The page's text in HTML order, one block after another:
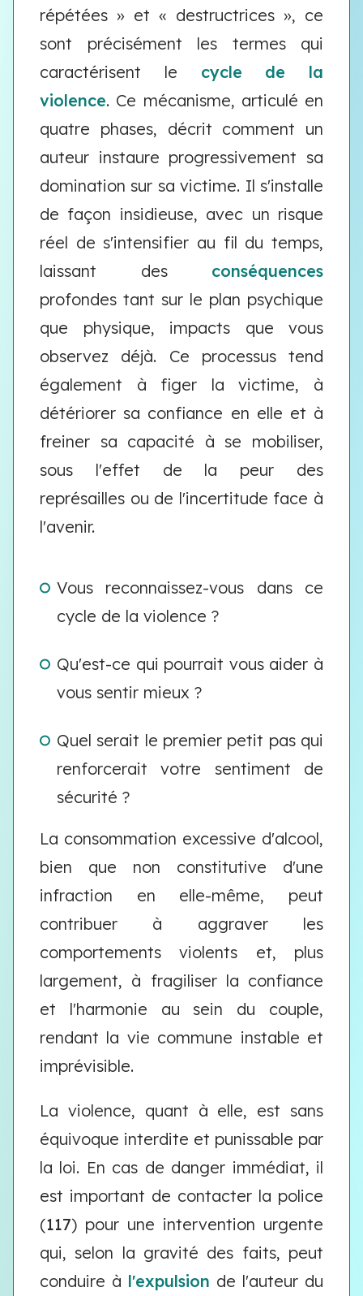
répétées » et « destructrices », ce
sont précisément les termes qui
caractérisent le cycle de la
violence. Ce mécanisme, articulé en
quatre phases, décrit comment un
auteur instaure progressivement sa
domination sur sa victime. Il s'installe
de façon insidieuse, avec un risque
réel de s'intensifier au fil du temps,
laissant des conséquences
profondes tant sur le plan psychique
que physique, impacts que vous
observez déjà. Ce processus tend
également à figer la victime, à
détériorer sa confiance en elle et à
freiner sa capacité à se mobiliser,
sous l'effet de la peur des
représailles ou de l'incertitude face à
l'avenir.
Vous reconnaissez-vous dans ce
cycle de la violence ?
Qu'est-ce qui pourrait vous aider à
vous sentir mieux ?
Quel serait le premier petit pas qui
renforcerait votre sentiment de
sécurité ?
La consommation excessive d'alcool,
bien que non constitutive d'une
infraction en elle-même, peut
contribuer à aggraver les
comportements violents et, plus
largement, à fragiliser la confiance
et l'harmonie au sein du couple,
rendant la vie commune instable et
imprévisible.
La violence, quant à elle, est sans
équivoque interdite et punissable par
la loi. En cas de danger immédiat, il
est important de contacter la police
(117) pour une intervention urgente
qui, selon la gravité des faits, peut
conduire à l'expulsion de l'auteur du